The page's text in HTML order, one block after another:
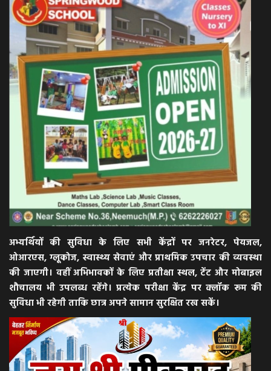
अभ्यर्थियों की सुविधा के लिए सभी केंद्रों पर जनरेटर, पेयजल,
ओआरएस, ग्लूकोज, स्वास्थ्य सेवाएं और प्राथमिक उपचार की व्यवस्था
की जाएगी। वहीं अभिभावकों के लिए प्रतीक्षा स्थल, टेंट और मोबाइल
शौचालय भी उपलब्ध रहेंगे। प्रत्येक परीक्षा केंद्र पर क्लॉक रूम की
सुविधा भी रहेगी ताकि छात्र अपने सामान सुरक्षित रख सकें।